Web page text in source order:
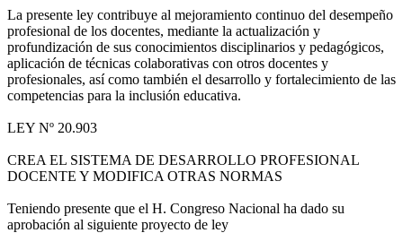
La presente ley contribuye al mejoramiento continuo del desempeño
profesional de los docentes, mediante la actualización y
profundización de sus conocimientos disciplinarios y pedagógicos,
aplicación de técnicas colaborativas con otros docentes y
profesionales, así como también el desarrollo y fortalecimiento de las
competencias para la inclusión educativa.
LEY Nº 20.903
CREA EL SISTEMA DE DESARROLLO PROFESIONAL
DOCENTE Y MODIFICA OTRAS NORMAS
Teniendo presente que el H. Congreso Nacional ha dado su
aprobación al siguiente proyecto de ley